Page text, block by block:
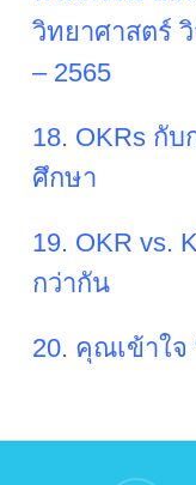
วิทยาศาสตร์
– 2565
18. OKRs กั
ศึกษา
19. OKR vs.
กว่ากัน
20. คุณเข้าใจ